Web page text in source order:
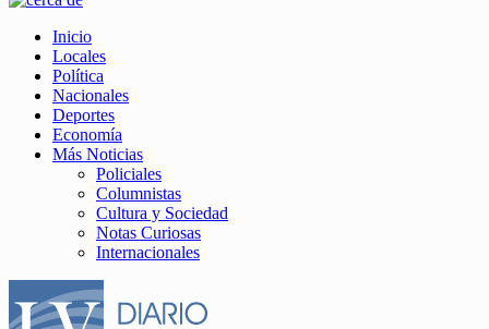
Inicio
Locales
Política
Nacionales
Deportes
Economía
Más Noticias
Policiales
Columnistas
Cultura y Sociedad
Notas Curiosas
Internacionales